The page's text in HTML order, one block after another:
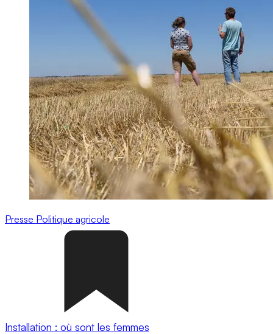
Presse Politique agricole
Installation : où sont les femmes